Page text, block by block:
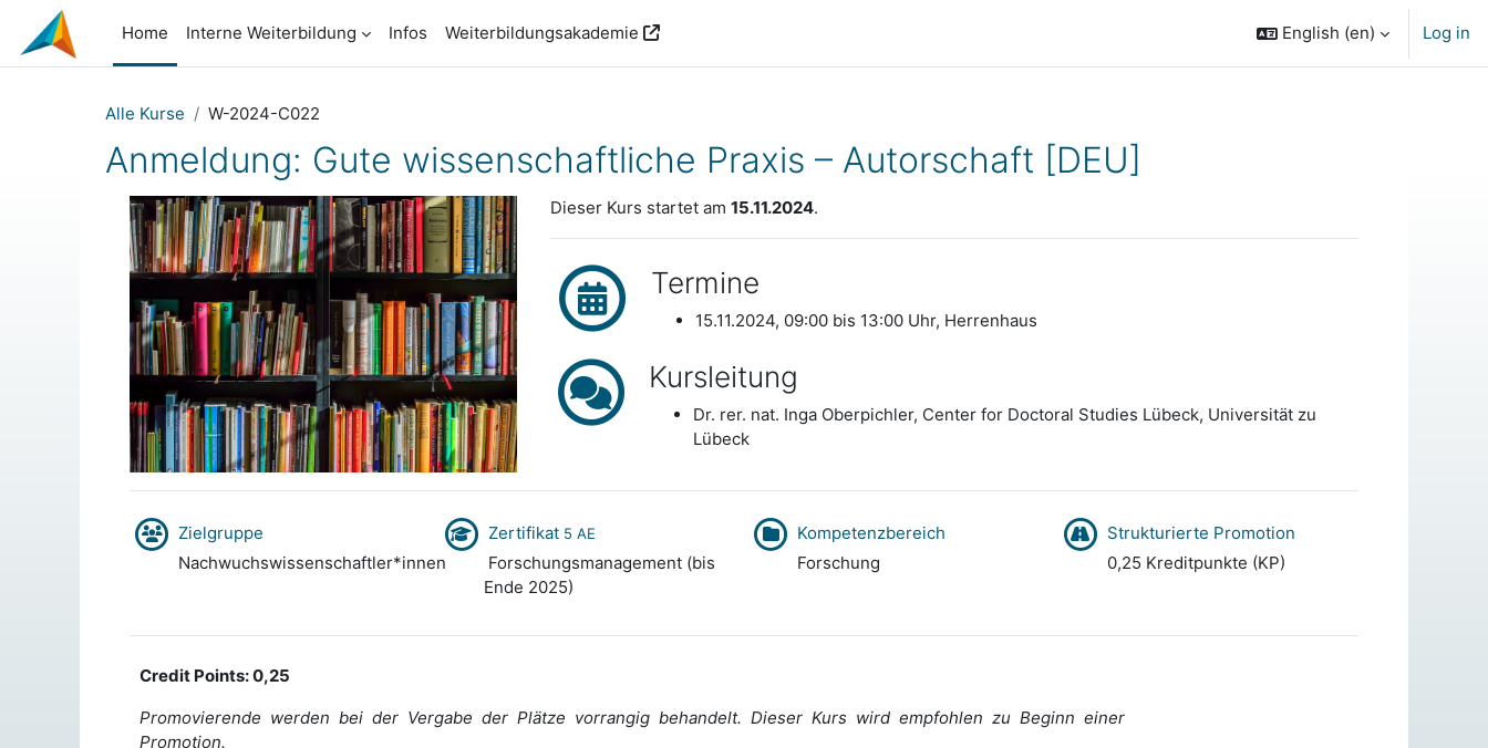
Skip to main content
Home
Interne Weiterbildung Infos Weiterbildungsakademie English ‎(en)‎ Log in
Alle Kurse W-2024-C022
Anmeldung: Gute wissenschaftliche Praxis – Autorschaft [DEU]
Dieser Kurs startet am 15.11.2024.
Termine
15.11.2024, 09:00 bis 13:00 Uhr, Herrenhaus
Kursleitung
Dr. rer. nat. Inga Oberpichler, Center for Doctoral Studies Lübeck, Universität zu
Lübeck
Zielgruppe
Nachwuchswissenschaftler*innen
Zertifikat 5 AE
Forschungsmanagement (bis
Ende 2025)
Kompetenzbereich
Forschung
Strukturierte Promotion
0,25 Kreditpunkte (KP)
Credit Points: 0,25
Promovierende werden bei der Vergabe der Plätze vorrangig behandelt. Dieser Kurs wird empfohlen zu Beginn einer
Promotion.